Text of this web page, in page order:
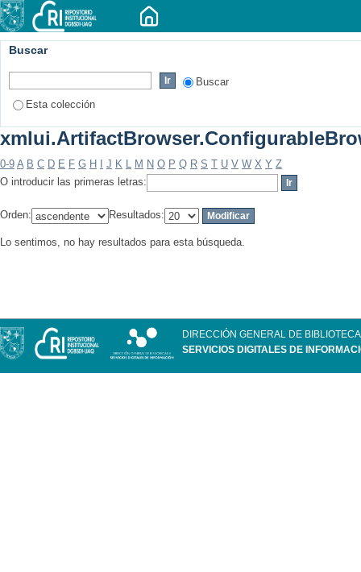
Buscar
Buscar
Esta colección
0-9 A B C D E F G H J K L M N O P Q R S T U V W X Y Z
O introducir las primeras letras:
Orden: Resultados:
Lo sentimos, no hay resultados para esta búsqueda.
DIRECCIÓN GENERAL DE
SERVICIOS DIGITALES DE